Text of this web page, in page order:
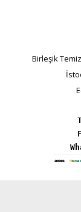
Birleşik